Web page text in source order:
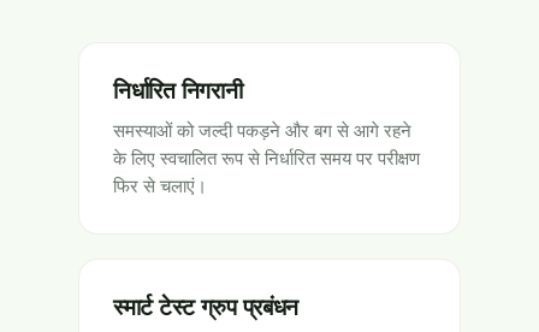
निर्धारित निगरानी
समस्याओं को जल्दी पकड़ने और बग से आगे रहने
के लिए स्वचालित रूप से निर्धारित समय पर परीक्षण
फिर से चलाएं।
स्मार्ट टेस्ट ग्रुप प्रबंधन